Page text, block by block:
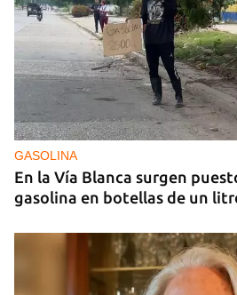
GASOLINA
En la Vía Blanca surgen
gasolina en botellas de un